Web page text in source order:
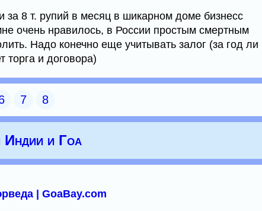
8 т. рупий в месяц в шикарном доме бизнесс
очень нравилось, в России простым смертным
Надо конечно еще учитывать залог (за год ли
торга и договора)
7 8
и Гоа
| GoaBay.com